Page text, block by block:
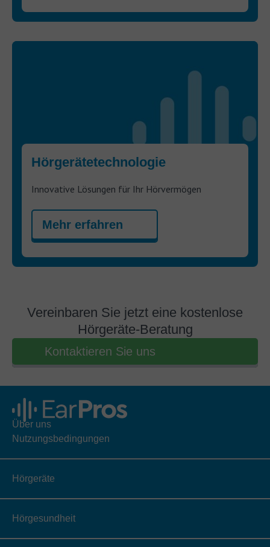
Hörgerätetechnologie
Innovative Lösungen für Ihr Hörvermögen
Mehr erfahren
Vereinbaren Sie jetzt eine kostenlose
Hörgeräte-Beratung
Kontaktieren Sie uns
Über uns
Nutzungsbedingungen
Hörgeräte
Hörgesundheit